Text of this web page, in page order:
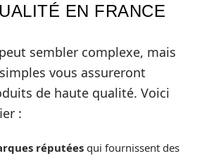
EN FRANCE
sembler complexe, mais
vous assureront
de haute qualité. Voici
:
réputées qui fournissent des